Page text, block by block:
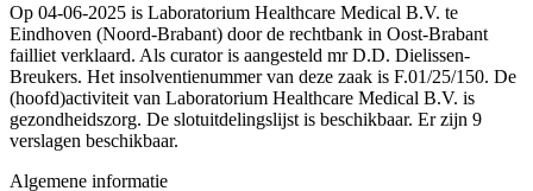
Op 04-06-2025 is Laboratorium Healthcare Medical B.V. te
Eindhoven (Noord-Brabant) door de rechtbank in Oost-Brabant
failliet verklaard. Als curator is aangesteld mr D.D. Dielissen-
Breukers. Het insolventienummer van deze zaak is F.01/25/150. De
(hoofd)activiteit van Laboratorium Healthcare Medical B.V. is
gezondheidszorg. De slotuitdelingslijst is beschikbaar. Er zijn 9
verslagen beschikbaar.
Algemene informatie